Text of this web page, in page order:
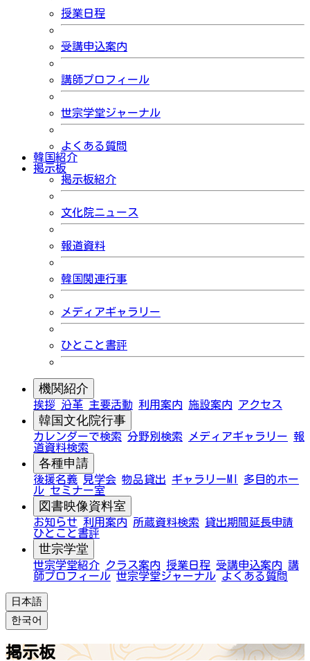
授業日程
受講申込案内
講師プロフィール
世宗学堂ジャーナル
よくある質問
韓国紹介
掲示板
掲示板紹介
文化院ニュース
報道資料
韓国関連行事
メディアギャラリー
ひとこと書評
機関紹介
挨拶 沿革 主要活動 利用案内 施設案内 アクセス
韓国文化院行事
カレンダーで検索 分野別検索 メディアギャラリー 報
道資料検索
各種申請
後援名義 見学会 物品貸出 ギャラリーMI
多目的ホー
ル セミナー室
図書映像資料室
お知らせ 利用案内 所蔵資料検索
貸出期間延長申請
ひとこと書評
世宗学堂
世宗学堂紹介 クラス案内 授業日程 受講申込案内 講
師プロフィール 世宗学堂ジャーナル よくある質問
日本語
한국어
掲示板